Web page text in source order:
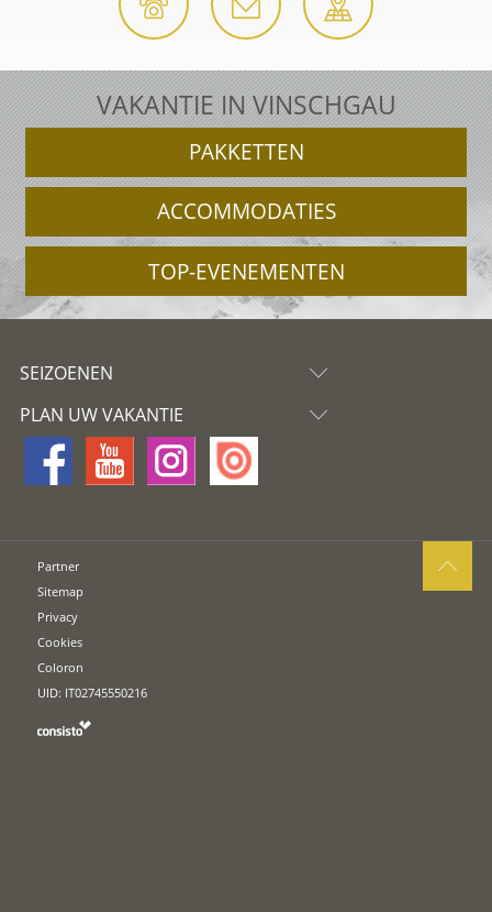
VAKANTIE IN VINSCHGAU
PAKKETTEN
ACCOMMODATIES
TOP-EVENEMENTEN
SEIZOENEN
PLAN UW VAKANTIE
Partner
Sitemap
Privacy
Cookies
Coloron
UID: IT02745550216